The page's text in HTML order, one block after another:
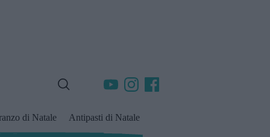
di Natale Antipasti di Natale